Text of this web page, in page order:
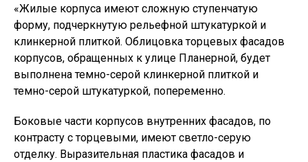
«Жилые корпуса имеют сложную ступенчатую
форму, подчеркнутую рельефной штукатуркой и
клинкерной плиткой. Облицовка торцевых фасадов
корпусов, обращенных к улице Планерной, будет
выполнена темно-серой клинкерной плиткой и
темно-серой штукатуркой, попеременно.
Боковые части корпусов внутренних фасадов, по
контрасту с торцевыми, имеют светло-серую
отделку. Выразительная пластика фасадов и